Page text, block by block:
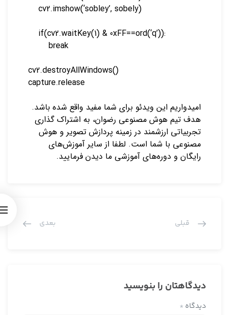
cv2.imshow(‘sobley’, sobely)
if(cv2.waitKey(1) & 0xFF==ord(‘q’)):
break
cv2.destroyAllWindows()
capture.release
امیدواریم این ویدئو برای شما مفید واقع شده باشد.
هدف تیم هوش مصنوعی رضوان، به اشتراک گذاری
تجربیاتی ارزشمند در زمینه پردازش تصویر و هوش
مصنوعی با شما است. لطفا از سایر آموزش‌های
رایگان و دوره‌های آموزشی ما دیدن فرمایید.
قبلی بعدی
دیدگاهتان را بنویسید
دیدگاه *